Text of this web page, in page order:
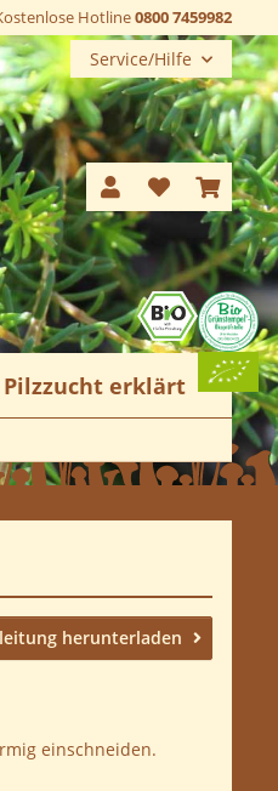
Hotline0800 7459982
Service/Hilfe
Pilzzucht erklärt
herunterladen
einschneiden.